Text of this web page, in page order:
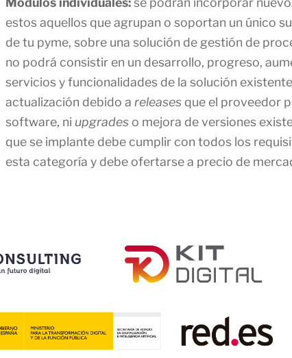
estos aquellos que agrupan o soportan un único
de tu pyme, sobre una solución de gestión de
no podrá consistir en un desarrollo, progreso,
servicios y funcionalidades de la solución
actualización debido a releases que el proveedor
software, ni upgradeso mejora de versiones
que se implante debe cumplir con todos los
esta categoría y debe ofertarse a precio de